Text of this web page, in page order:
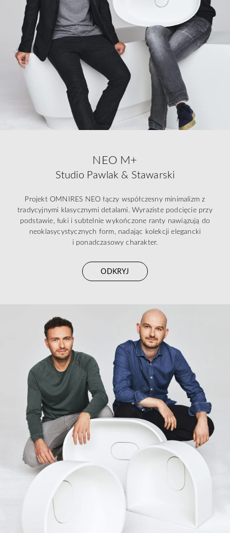
NEO M+
Studio Pawlak & Stawarski
Projekt OMNIRES NEO łączy współczesny minimalizm z
tradycyjnymi klasycznymi detalami. Wyraziste podcięcie przy
podstawie, łuki i subtelnie wykończone ranty nawiązują do
neoklasycystycznych form, nadając kolekcji elegancki
i ponadczasowy charakter.
ODKRYJ